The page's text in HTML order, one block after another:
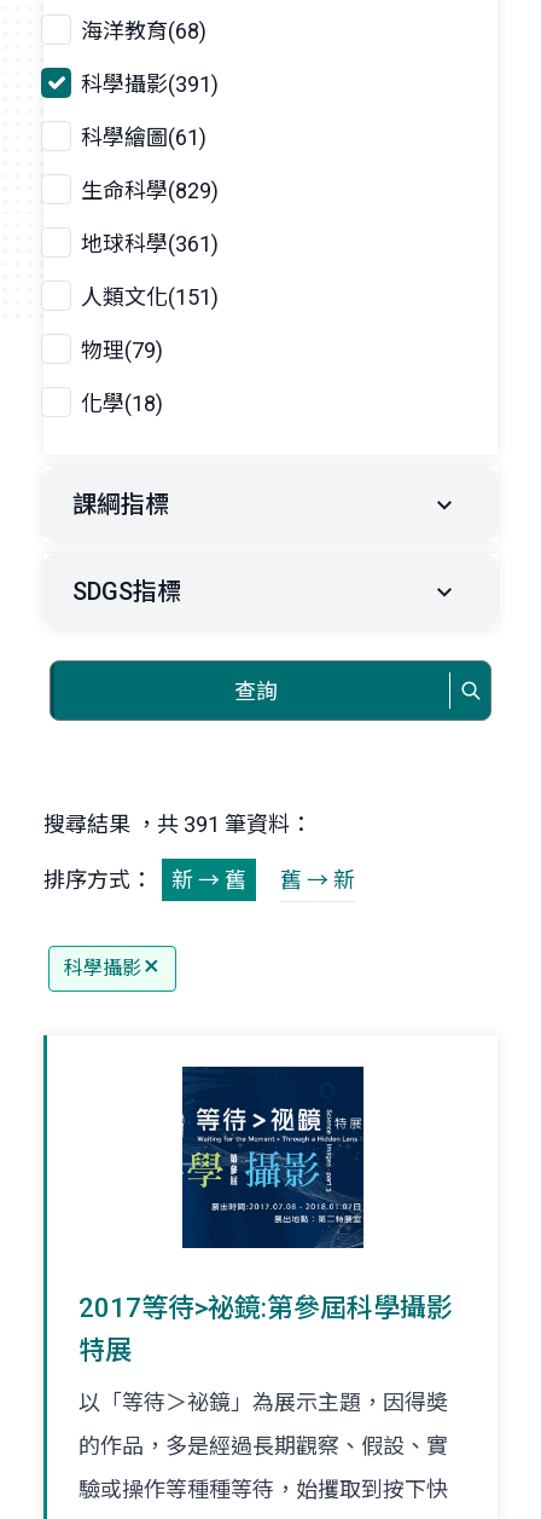
海洋教育(68)
科學攝影(391)
科學繪圖(61)
生命科學(829)
地球科學(361)
人類文化(151)
物理(79)
化學(18)
課綱指標
SDGS指標
查詢
搜尋結果 ，共 391 筆資料：
排序方式： 新 → 舊 舊 → 新
科學攝影
2017等待>祕鏡:第參屆科學攝影
特展
以「等待＞祕鏡」為展示主題，因得奬
的作品，多是經過長期觀察、假設、實
驗或操作等種種等待，始攫取到按下快